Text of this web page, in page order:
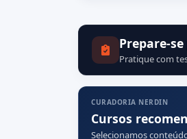
Prepare-
Pratique com
CURADORIA NERDIN
Cursos
Selecionamos